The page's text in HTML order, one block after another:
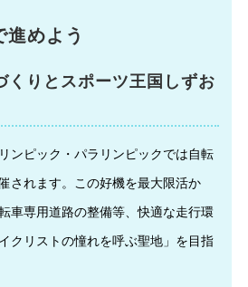
進めよう
くりとスポーツ王国しずお
ンピック・パラリンピックでは自転
されます。この好機を最大限活か
車専用道路の整備等、快適な走行環
クリストの憧れを呼ぶ聖地」を目指